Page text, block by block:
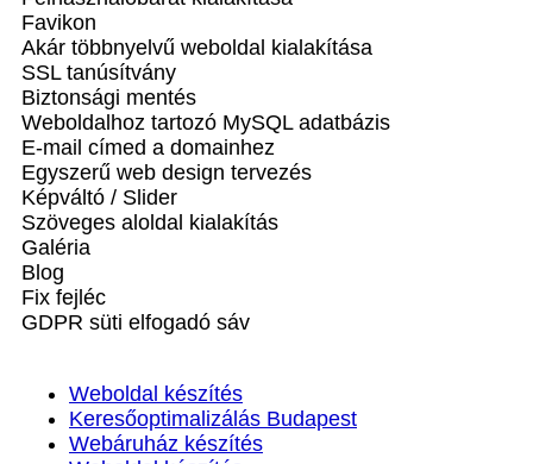
Favikon
Akár többnyelvű weboldal kialakítása
SSL tanúsítvány
Biztonsági mentés
Weboldalhoz tartozó MySQL adatbázis
E-mail címed a domainhez
Egyszerű web design tervezés
Képváltó / Slider
Szöveges aloldal kialakítás
Galéria
Blog
Fix fejléc
GDPR süti elfogadó sáv
Weboldal készítés
Keresőoptimalizálás Budapest
Webáruház készítés